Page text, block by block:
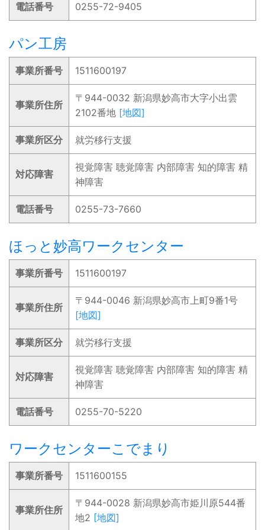
電話番号 0255-72-9405
パン工房
事業所番号 1511600197
事業所住所
〒944-0032 新潟県妙高市大字小出雲
2102番地 [地図]
事業所区分 就労移行支援
対応障害
視覚障害 聴覚障害 内部障害 知的障害 精
神障害
電話番号 0255-73-7660
ほっと妙高ワークセンター
事業所番号 1511600197
事業所住所
〒944-0046 新潟県妙高市上町9番1号
[地図]
事業所区分 就労移行支援
対応障害
視覚障害 聴覚障害 内部障害 知的障害 精
神障害
電話番号 0255-70-5220
ワークセンターこでまり
事業所番号 1511600155
事業所住所
〒944-0028 新潟県妙高市姫川原544番
地2 [地図]